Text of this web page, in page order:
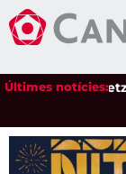
Últimes notícies:
Setze